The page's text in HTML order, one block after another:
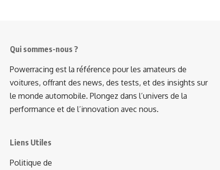
Qui sommes-nous ?
Powerracing est la référence pour les amateurs de
voitures, offrant des news, des tests, et des insights sur
le monde automobile. Plongez dans l’univers de la
performance et de l’innovation avec nous.
Liens Utiles
Politique de